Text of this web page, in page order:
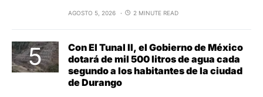
AGOSTO 5, 2026 2 MINUTE READ
Con El Tunal II, el Gobierno de México
dotará de mil 500 litros de agua cada
segundo a los habitantes de la ciudad
de Durango